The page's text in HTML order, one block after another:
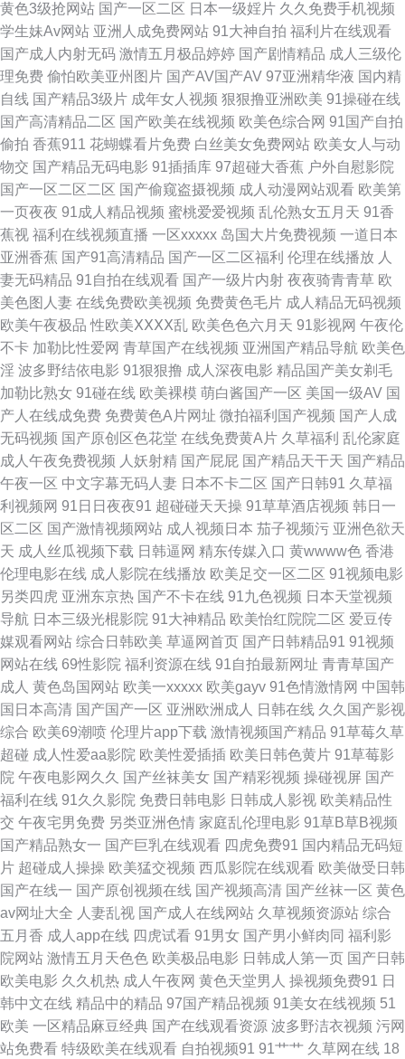
区 肏屄ab 欧美在线免费观看 91国产福利视频 91色色福利视频 狼人人
avcom 丝足福利影院 久久精品青青草原 午夜激情影院 99re情色 99精品视频
在线 99操比 人人想人人甜97 超碰激情人妻在线 久久豆花视频18 熟女91网
91色搞 韩国无码伦理 99热精偷拍 久久伊人国产 欧洲色二 亚洲三级性爱 人
人草超碰 狼友A片网站 美女搞黄免费91 天堂国产 亚洲微拍福利 国产成人在
线免费 人妖伪娘在线播放 中文丰满人妻 人人色97 伊人爱爱网 色先锋AV导
航 变态另类在线观看 深夜福利18 超碰色色 国产区五五区 三级另类激情 狼
友激情综合国产 亚洲黄色小说网站 久久逼久久逼em 成人免费Aⅴ 无码人妻
熟妇av 国产超碰人人 91白虎高潮 操逼大片韩国 九一黄色仓库 在线电影黄色
99成人 欧美性变态网 日本高清视频va 人妻聚色窝 国产十区 91一区二区视
频 在线观看肏屄视频 日韩无码资源站 韩国av高清无码 天堂网两性 91n在线
看 操碰影院 99爱网页版 老司机福利院 97色色六月天 欧美成人三级 蜜桃视
频污 豆花社区视频 亚洲中文乱轮 日本黄123区 亚洲四本道 AV网天天 欧美A
片网址 97AV资源网 午夜三级啪啪 久久人阁 麻豆旅游啪啪 AV探花在线播放
黄色视频久久 后入大屁股 91看视频 黄色片日本学生妹 97欧美资源总站 韩国
自拍三及片 老司机综合在线 国产操逼精品欧美 超碰人人自拍 肏屄免费看 豆
花成人精品 含羞草影院成人 三级成年在线 午夜影院色 91茄子成品传媒 肏屄
视频播放 97色综合网 欧美日本另类 欧美色图综合 日本三级人妻 日本香蕉视
频 99久操超碰在线 婷婷偷拍 日本字幕网 久草国产精品视频 狠狠撸狠狠操
白丝自慰网站91 国产精品第5页 国产极品久久 国产日韩内射 欧美透明视频
一区 亚洲色图成人套图 黄色福利社毛茸茸 九一精品123区 欧洲无码免费视
频 午夜色被窝 日韩成人社区 九九在线资源网站 人人妻人人视频 51视频入口
久久精品人妻 欧美a级片一区 欧美被艹 视频三级久久 91黄色传媒公司 久久
大香蕉99 91做爱官方网站 日本电影av 日本AⅤ在线 日韩激情导航 欧洲精品
黄色3级抢网站 国产一区二区 日本一级婬片 久久免费手机视频
学生妹Av网站 亚洲人成免费网站 91大神自拍 福利片在线观看
国产成人内射无码 激情五月极品婷婷 国产剧情精品 成人三级伦
理免费 偷怕欧美亚州图片 国产AV国产AV 97亚洲精华液 国内精
自线 国产精品3级片 成年女人视频 狠狠撸亚洲欧美 91操碰在线
国产高清精品二区 国产欧美在线视频 欧美色综合网 91国产自拍
偷拍 香蕉911 花蝴蝶看片免费 白丝美女免费网站 欧美女人与动
物交 国产精品无码电影 91插插库 97超碰大香蕉 户外自慰影院
国产一区二区二区 国产偷窥盗摄视频 成人动漫网站观看 欧美第
一页夜夜 91成人精品视频 蜜桃爱爱视频 乱伦熟女五月天 91香
蕉视 福利在线视频直播 一区xxxxx 岛国大片免费视频 一道日本
亚洲香蕉 国产91高清精品 国产一区二区福利 伦理在线播放 人
妻无码精品 91自拍在线观看 国产一级片内射 夜夜骑青青草 欧
美色图人妻 在线免费欧美视频 免费黄色毛片 成人精品无码视频
欧美午夜极品 性欧美ⅩⅩⅩⅩ乱 欧美色色六月天 91影视网 午夜伦
不卡 加勒比性爱网 青草国产在线视频 亚洲国产精品导航 欧美色
淫 波多野结依电影 91狠狠撸 成人深夜电影 精品国产美女剃毛
加勒比熟女 91碰在线 欧美裸模 萌白酱国产一区 美国一级AV 国
产人在线成免费 免费黄色A片网址 微拍福利国产视频 国产人成
无码视频 国产原创区色花堂 在线免费黄A片 久草福利 乱伦家庭
成人午夜免费视频 人妖射精 国产屁屁 国产精品天干天 国产精品
午夜一区 中文字幕无码人妻 日本不卡二区 国产日韩91 久草福
利视频网 91日日夜夜91 超碰碰天天操 91草草酒店视频 韩日一
区二区 国产激情视频网站 成人视频日本 茄子视频污 亚洲色欲天
天 成人丝瓜视频下载 日韩逼网 精东传媒入口 黄wwww色 香港
伦理电影在线 成人影院在线播放 欧美足交一区二区 91视频电影
另类四虎 亚洲东京热 国产不卡在线 91九色视频 日本天堂视频
导航 日本三级光棍影院 91大神精品 欧美怡红院院二区 爱豆传
媒观看网站 综合日韩欧美 草逼网首页 国产日韩精品91 91视频
网站在线 69性影院 福利资源在线 91自拍最新网址 青青草国产
成人 黄色岛国网站 欧美一xxxxx 欧美gayv 91色情激情网 中国韩
国日本高清 国产国产一区 亚洲欧洲成人 日韩在线 久久国产影视
综合 欧美69潮喷 伦理片app下载 激情视频国产精品 91草莓久草
超碰 成人性爱aa影院 欧美性爱插插 欧美日韩色黄片 91草莓影
院 午夜电影网久久 国产丝袜美女 国产精彩视频 操碰视屏 国产
福利在线 91久久影院 免费日韩电影 日韩成人影视 欧美精品性
交 午夜宅男免费 另类亚洲色情 家庭乱伦理电影 91草B草B视频
国产精品熟女一 国产巨乳在线观看 四虎免费91 国内精品无码短
片 超碰成人操操 欧美猛交视频 西瓜影院在线观看 欧美做受日韩
国产在线一 国产原创视频在线 国产视频高清 国产丝袜一区 黄色
av网址大全 人妻乱视 国产成人在线网站 久草视频资源站 综合
五月香 成人app在线 四虎试看 91男女 国产男小鲜肉同 福利影
院网站 激情五月天色色 欧美极品电影 日韩成人第一页 国产日韩
欧美电影 久久机热 成人午夜网 黄色天堂男人 操视频免费91 日
韩中文在线 精品中的精品 97国产精品视频 91美女在线视频 51
欧美 一区精品麻豆经典 国产在线观看资源 波多野洁衣视频 污网
站免费看 特级欧美在线观看 自拍视频91 91艹艹 久草网在线 18